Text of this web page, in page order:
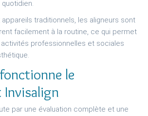
traditionnels, les aligneurs sont
facilement à la routine, ce qui permet
professionnelles et sociales
le
par une évaluation complète et une